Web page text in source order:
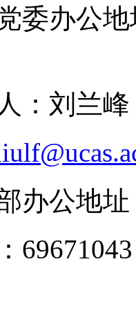
办公地
刘兰峰
公地址